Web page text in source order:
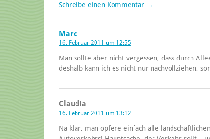
Schreibe einen Kommentar →
Marc
16. Februar 2011 um 12:55
Man sollte aber nicht vergessen, dass durch
deshalb kann ich es nicht nur nachvollziehen,
Claudia
16. Februar 2011 um 13:12
Na klar, man opfere einfach alle